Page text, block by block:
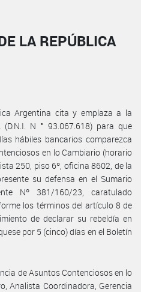
LA REPÚBLICA
Argentina cita y emplaza a la
(D.N.I. N ° 93.067.618) para que
hábiles bancarios comparezca
en lo Cambiario (horario
250, piso 6º, oficina 8602, de la
su defensa en el Sumario
Nº 381/160/23, caratulado
los términos del artículo 8 de
de declarar su rebeldía en
por 5 (cinco) días en el Boletín
de Asuntos Contenciosos en lo
Analista Coordinadora, Gerencia